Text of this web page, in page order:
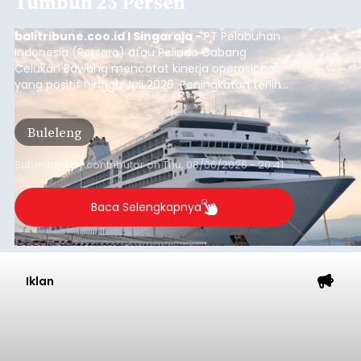
balitribune.coo.id I Singaraja -PT Pelabuhan
Indonesia (Persero) atau Pelindo Cabang
Celukan Bawang mencatat kinerja operasional
yang positif hingga Juli 2026. Peningkatan terlihat
dari arus kapal yang mencapai 1,48 juta Gross
Tonnage (GT), atau tumbuh 12,4 persen
dibandingkan periode yang sama tahun lalu
yang tercatat sebesar 1,32 juta GT.
Buleleng
Submitted bycontributoronThu, 08/06/2026 - 20:41
Baca Selengkapnya
Iklan